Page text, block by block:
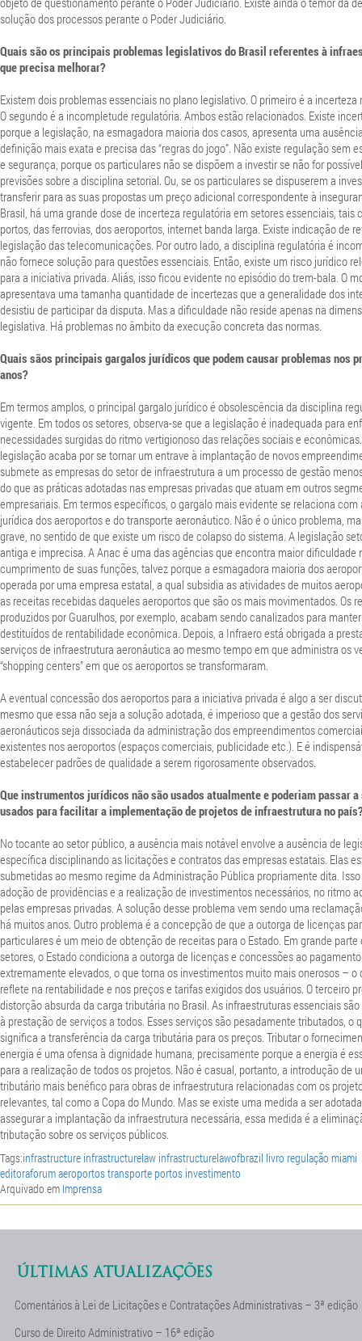
solução dos processos perante o Poder Judiciário.
Quais são os principais problemas legislativos do Brasil referentes à
que precisa melhorar?
Existem dois problemas essenciais no plano legislativo. O primeiro é a incerteza
O segundo é a incompletude regulatória. Ambos estão relacionados. Existe
porque a legislação, na esmagadora maioria dos casos, apresenta uma
definição mais exata e precisa das “regras do jogo”. Não existe regulação sem
e segurança, porque os particulares não se dispõem a investir se não for
previsões sobre a disciplina setorial. Ou, se os particulares se dispuserem a
transferir para as suas propostas um preço adicional correspondente à
Brasil, há uma grande dose de incerteza regulatória em setores essenciais, tais
portos, das ferrovias, dos aeroportos, internet banda larga. Existe indicação de
legislação das telecomunicações. Por outro lado, a disciplina regulatória é
não fornece solução para questões essenciais. Então, existe um risco jurídico
para a iniciativa privada. Aliás, isso ficou evidente no episódio do trem-bala. O
apresentava uma tamanha quantidade de incertezas que a generalidade dos
desistiu de participar da disputa. Mas a dificuldade não reside apenas na
legislativa. Há problemas no âmbito da execução concreta das normas.
Quais sãos principais gargalos jurídicos que podem causar problemas nos
anos?
Em termos amplos, o principal gargalo jurídico é obsolescência da disciplina
vigente. Em todos os setores, observa-se que a legislação é inadequada para
necessidades surgidas do ritmo vertigionoso das relações sociais e
legislação acaba por se tornar um entrave à implantação de novos
submete as empresas do setor de infraestrutura a um processo de gestão
do que as práticas adotadas nas empresas privadas que atuam em outros
empresariais. Em termos específicos, o gargalo mais evidente se relaciona
jurídica dos aeroportos e do transporte aeronáutico. Não é o único problema,
grave, no sentido de que existe um risco de colapso do sistema. A legislação
antiga e imprecisa. A Anac é uma das agências que encontra maior dificuldade
cumprimento de suas funções, talvez porque a esmagadora maioria dos
operada por uma empresa estatal, a qual subsidia as atividades de muitos
as receitas recebidas daqueles aeroportos que são os mais movimentados. Os
produzidos por Guarulhos, por exemplo, acabam sendo canalizados para
destituídos de rentabilidade econômica. Depois, a Infraero está obrigada a
serviços de infraestrutura aeronáutica ao mesmo tempo em que administra os
“shopping centers” em que os aeroportos se transformaram.
A eventual concessão dos aeroportos para a iniciativa privada é algo a ser
mesmo que essa não seja a solução adotada, é imperioso que a gestão dos
aeronáuticos seja dissociada da administração dos empreendimentos
existentes nos aeroportos (espaços comerciais, publicidade etc.). E é
estabelecer padrões de qualidade a serem rigorosamente observados.
Que instrumentos jurídicos não são usados atualmente e poderiam passar a
usados para facilitar a implementação de projetos de infraestrutura no
No tocante ao setor público, a ausência mais notável envolve a ausência de
específica disciplinando as licitações e contratos das empresas estatais. Elas
submetidas ao mesmo regime da Administração Pública propriamente dita.
adoção de providências e a realização de investimentos necessários, no ritmo
pelas empresas privadas. A solução desse problema vem sendo uma
há muitos anos. Outro problema é a concepção de que a outorga de licenças
particulares é um meio de obtenção de receitas para o Estado. Em grande parte
setores, o Estado condiciona a outorga de licenças e concessões ao
extremamente elevados, o que torna os investimentos muito mais onerosos – o
reflete na rentabilidade e nos preços e tarifas exigidos dos usuários. O terceiro
distorção absurda da carga tributária no Brasil. As infraestruturas essenciais
à prestação de serviços a todos. Esses serviços são pesadamente tributados, o
significa a transferência da carga tributária para os preços. Tributar o
energia é uma ofensa à dignidade humana, precisamente porque a energia é
para a realização de todos os projetos. Não é casual, portanto, a introdução de
tributário mais benéfico para obras de infraestrutura relacionadas com os
relevantes, tal como a Copa do Mundo. Mas se existe uma medida a ser
assegurar a implantação da infraestrutura necessária, essa medida é a
tributação sobre os serviços públicos.
Tags:infrastructure infrastructurelaw infrastructurelawofbrazil livro regulação miami
editoraforum aeroportos transporte portos investimento
Arquivado em Imprensa
ÚLTIMAS ATUALIZAÇÕES
Comentários à Lei de Licitações e Contratações Administrativas – 3ª edição
Curso de Direito Administrativo – 16ª edição